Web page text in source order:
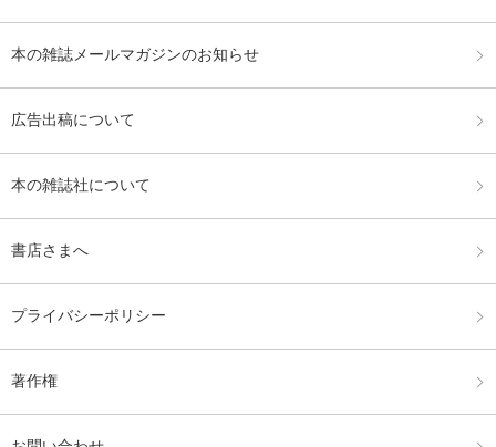
本の雑誌メールマガジンのお知らせ
広告出稿について
本の雑誌社について
書店さまへ
プライバシーポリシー
著作権